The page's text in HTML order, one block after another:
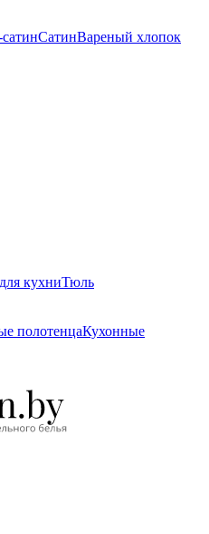
СатинВареный хлопок
кухниТюль
полотенцаКухонные